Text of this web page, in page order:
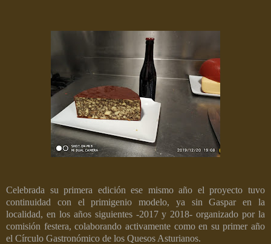
Celebrada su primera edición ese mismo año el proyecto tuvo
continuidad con el primigenio modelo, ya sin Gaspar en la
localidad, en los años siguientes -2017 y 2018- organizado por la
comisión festera, colaborando activamente como en su primer año
el Círculo Gastronómico de los Quesos Asturianos.